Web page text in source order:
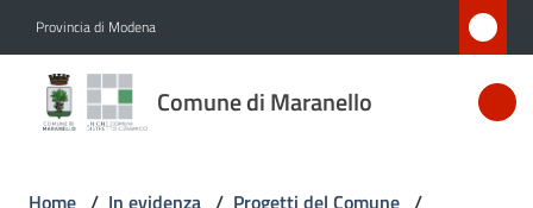
Provincia di Modena
Comune di Maranello
Comune
di
Home / In evidenza / Progetti del Comune /